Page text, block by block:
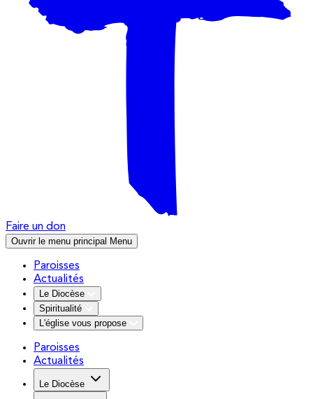
Faire un don
Ouvrir le menu principal Menu
Paroisses
Actualités
Le Diocèse
Spiritualité
L'église vous propose
Paroisses
Actualités
Le Diocèse